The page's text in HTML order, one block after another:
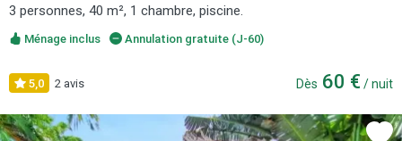
3 personnes, 40 m², 1 chambre, piscine.
Ménage inclus Annulation gratuite (J-60)
5,0 2 avis Dès 60 € / nuit